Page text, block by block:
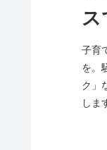
ス
子育
を。
ク」
しま